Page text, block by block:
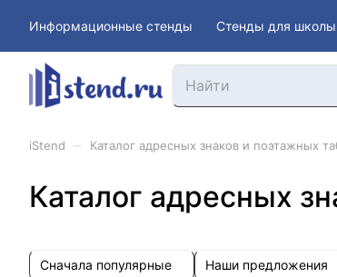
Информационные стенды Стенды для школы
iStend Каталог адресных знаков и поэтажных
Каталог адресных
Сначала популярные Наши предложения